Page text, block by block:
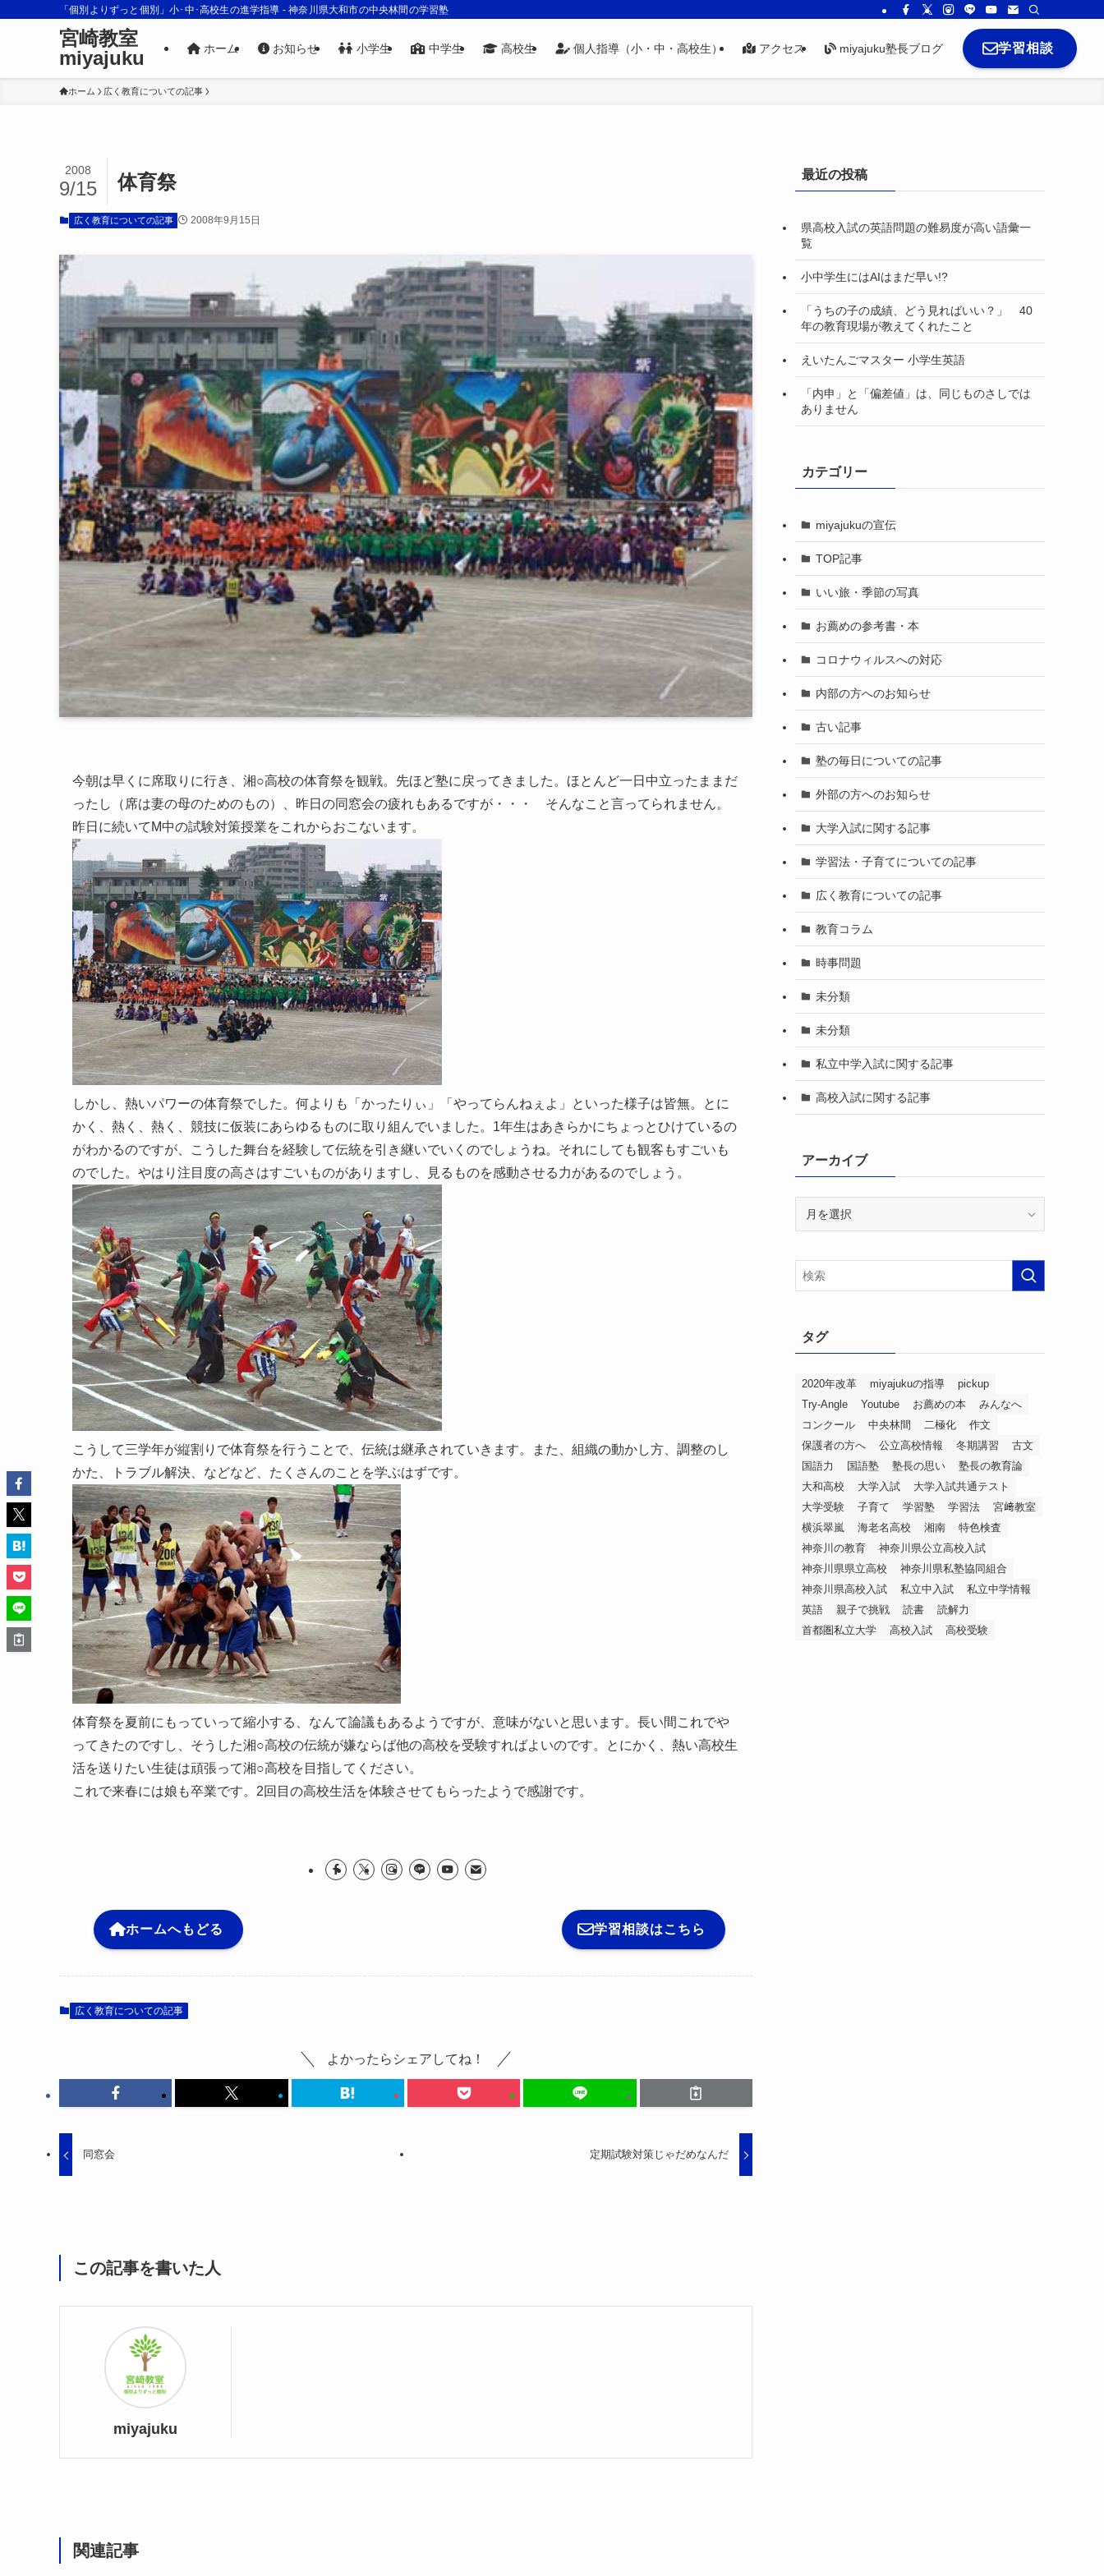
「個別よりずっと個別」小･中･高校生の進学指導 - 神奈川県大和市の中央林間の学習塾
宮崎教室
miyajuku
ホーム お知らせ 小学生 中学生 高校生 個人指導（小・中・高校生） アクセス miyajuku塾長ブログ 学習相談
ホーム 広く教育についての記事
体育祭
2008
9/15
広く教育についての記事 2008年9月15日
今朝は早くに席取りに行き、湘○高校の体育祭を観戦。先ほど塾に戻ってきました。ほとんど一日中立ったままだ
ったし（席は妻の母のためのもの）、昨日の同窓会の疲れもあるですが・・・ そんなこと言ってられません。
昨日に続いてM中の試験対策授業をこれからおこないます。
しかし、熱いパワーの体育祭でした。何よりも「かったりぃ」「やってらんねぇよ」といった様子は皆無。とに
かく、熱く、熱く、競技に仮装にあらゆるものに取り組んでいました。1年生はあきらかにちょっとひけているの
がわかるのですが、こうした舞台を経験して伝統を引き継いでいくのでしょうね。それにしても観客もすごいも
のでした。やはり注目度の高さはすごいものがありますし、見るものを感動させる力があるのでしょう。
こうして三学年が縦割りで体育祭を行うことで、伝統は継承されていきます。また、組織の動かし方、調整のし
かた、トラブル解決、などなど、たくさんのことを学ぶはずです。
体育祭を夏前にもっていって縮小する、なんて論議もあるようですが、意味がないと思います。長い間これでや
ってきたのですし、そうした湘○高校の伝統が嫌ならば他の高校を受験すればよいのです。とにかく、熱い高校生
活を送りたい生徒は頑張って湘○高校を目指してください。
これで来春には娘も卒業です。2回目の高校生活を体験させてもらったようで感謝です。
ホームへもどる 学習相談はこちら
広く教育についての記事
よかったらシェアしてね！
同窓会 定期試験対策じゃだめなんだ
この記事を書いた人
miyajuku
関連記事
最近の投稿
県高校入試の英語問題の難易度が高い語彙一
覧
小中学生にはAIはまだ早い!?
「うちの子の成績、どう見ればいい？」 40
年の教育現場が教えてくれたこと
えいたんごマスター 小学生英語
「内申」と「偏差値」は、同じものさしでは
ありません
カテゴリー
miyajukuの宣伝
TOP記事
いい旅・季節の写真
お薦めの参考書・本
コロナウィルスへの対応
内部の方へのお知らせ
古い記事
塾の毎日についての記事
外部の方へのお知らせ
大学入試に関する記事
学習法・子育てについての記事
広く教育についての記事
教育コラム
時事問題
未分類
未分類
私立中学入試に関する記事
高校入試に関する記事
アーカイブ
イ
ブ
タグ
2020年改革 miyajukuの指導
pickup
Try-Angle
Youtube お薦めの本
みんなへ
コンクール
中央林間 二極化
作文
保護者の方へ
公立高校情報 冬期講習
古文
国語力
国語塾 塾長の思い
塾長の教育論
大和高校
大学入試
大学入試共通テスト
大学受験
子育て 学習塾 学習法
宮﨑教室
横浜翠嵐
海老名高校 湘南
特色検査
神奈川の教育
神奈川県公立高校入試
神奈川県県立高校
神奈川県私塾協同組合
神奈川県高校入試
私立中入試
私立中学情報
英語
親子で挑戦 読書
読解力
首都圏私立大学
高校入試 高校受験